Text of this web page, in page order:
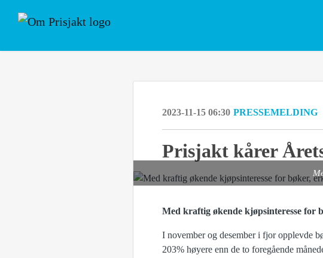
2023-11-15 06:30 PRESSEMELDING
Prisjakt kårer
Med kraftig økende kjøpsinteresse for
I november og desember i fjor opplevde
203% høyere enn de to foregående